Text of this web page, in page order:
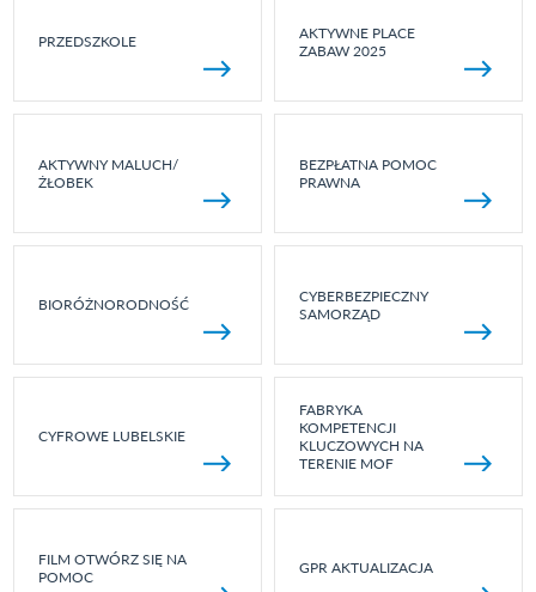
PRZEDSZKOLE
AKTYWNE PLACE
ZABAW 2025
AKTYWNY MALUCH/
ŻŁOBEK
BEZPŁATNA POMOC
PRAWNA
BIORÓŻNORODNOŚĆ
CYBERBEZPIECZNY
SAMORZĄD
CYFROWE LUBELSKIE
FABRYKA
KOMPETENCJI
KLUCZOWYCH NA
TERENIE MOF
FILM OTWÓRZ SIĘ NA
POMOC
GPR AKTUALIZACJA